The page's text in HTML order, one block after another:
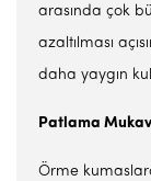
arasında çok
azaltılması
daha yaygın
Patlama
Örme